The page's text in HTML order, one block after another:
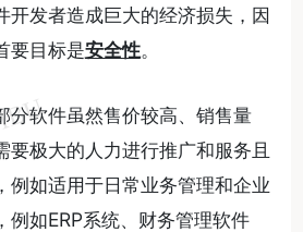
开发者造成巨大的经济损失，因
要目标是安全性。
分软件虽然售价较高、销售量
要极大的人力进行推广和服务且
例如适用于日常业务管理和企业
例如ERP系统、财务管理软件